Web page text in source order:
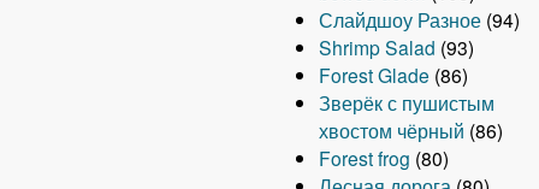
Слайдшоу Разное (94)
Shrimp Salad (93)
Forest Glade (86)
Зверёк с пушистым
хвостом чёрный (86)
Forest frog (80)